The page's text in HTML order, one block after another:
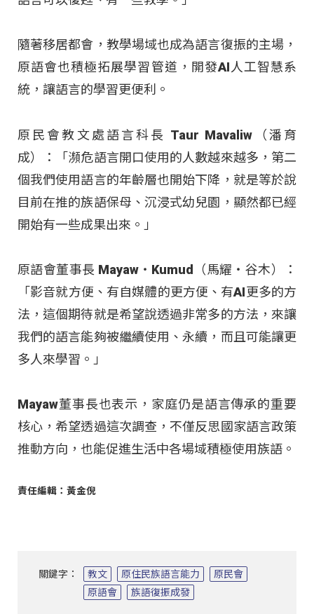
隨著移居都會，教學場域也成為語言復振的主場，
原語會也積極拓展學習管道，開發AI人工智慧系
統，讓語言的學習更便利。
原民會教文處語言科長 Taur Mavaliw（潘育
成）：「瀕危語言開口使用的人數越來越多，第二
個我們使用語言的年齡層也開始下降，就是等於說
目前在推的族語保母、沉浸式幼兒園，顯然都已經
開始有一些成果出來。」
原語會董事長 Mayaw‧Kumud（馬耀‧谷木）：
「影音就方便、有自媒體的更方便、有AI更多的方
法，這個期待就是希望說透過非常多的方法，來讓
我們的語言能夠被繼續使用、永續，而且可能讓更
多人來學習。」
Mayaw董事長也表示，家庭仍是語言傳承的重要
核心，希望透過這次調查，不僅反思國家語言政策
推動方向，也能促進生活中各場域積極使用族語。
責任編輯：黃金倪
關鍵字： 教文 原住民族語言能力
原民會
原語會
族語復振成發